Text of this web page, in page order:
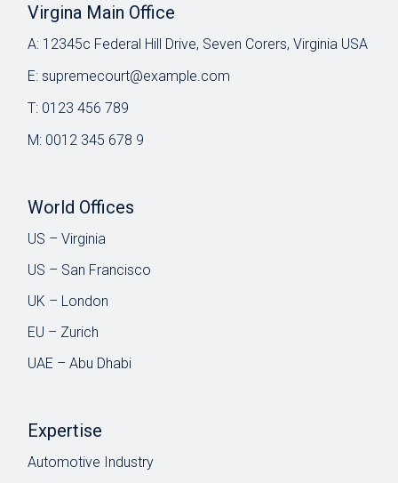
Virgina Main Office
A: 12345c Federal Hill Drive, Seven Corers, Virginia USA
E:supremecourt@example.com
T: 0123 456 789
M: 0012 345 678 9
World Offices
US – Virginia
US – San Francisco
UK – London
EU – Zurich
UAE – Abu Dhabi
Expertise
Automotive Industry